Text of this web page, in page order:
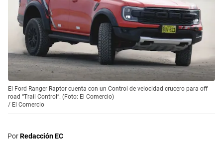
El Ford Ranger Raptor cuenta con un Control de velocidad crucero para off
road “Trail Control”. (Foto: El Comercio)
/ El Comercio
PorRedacción EC